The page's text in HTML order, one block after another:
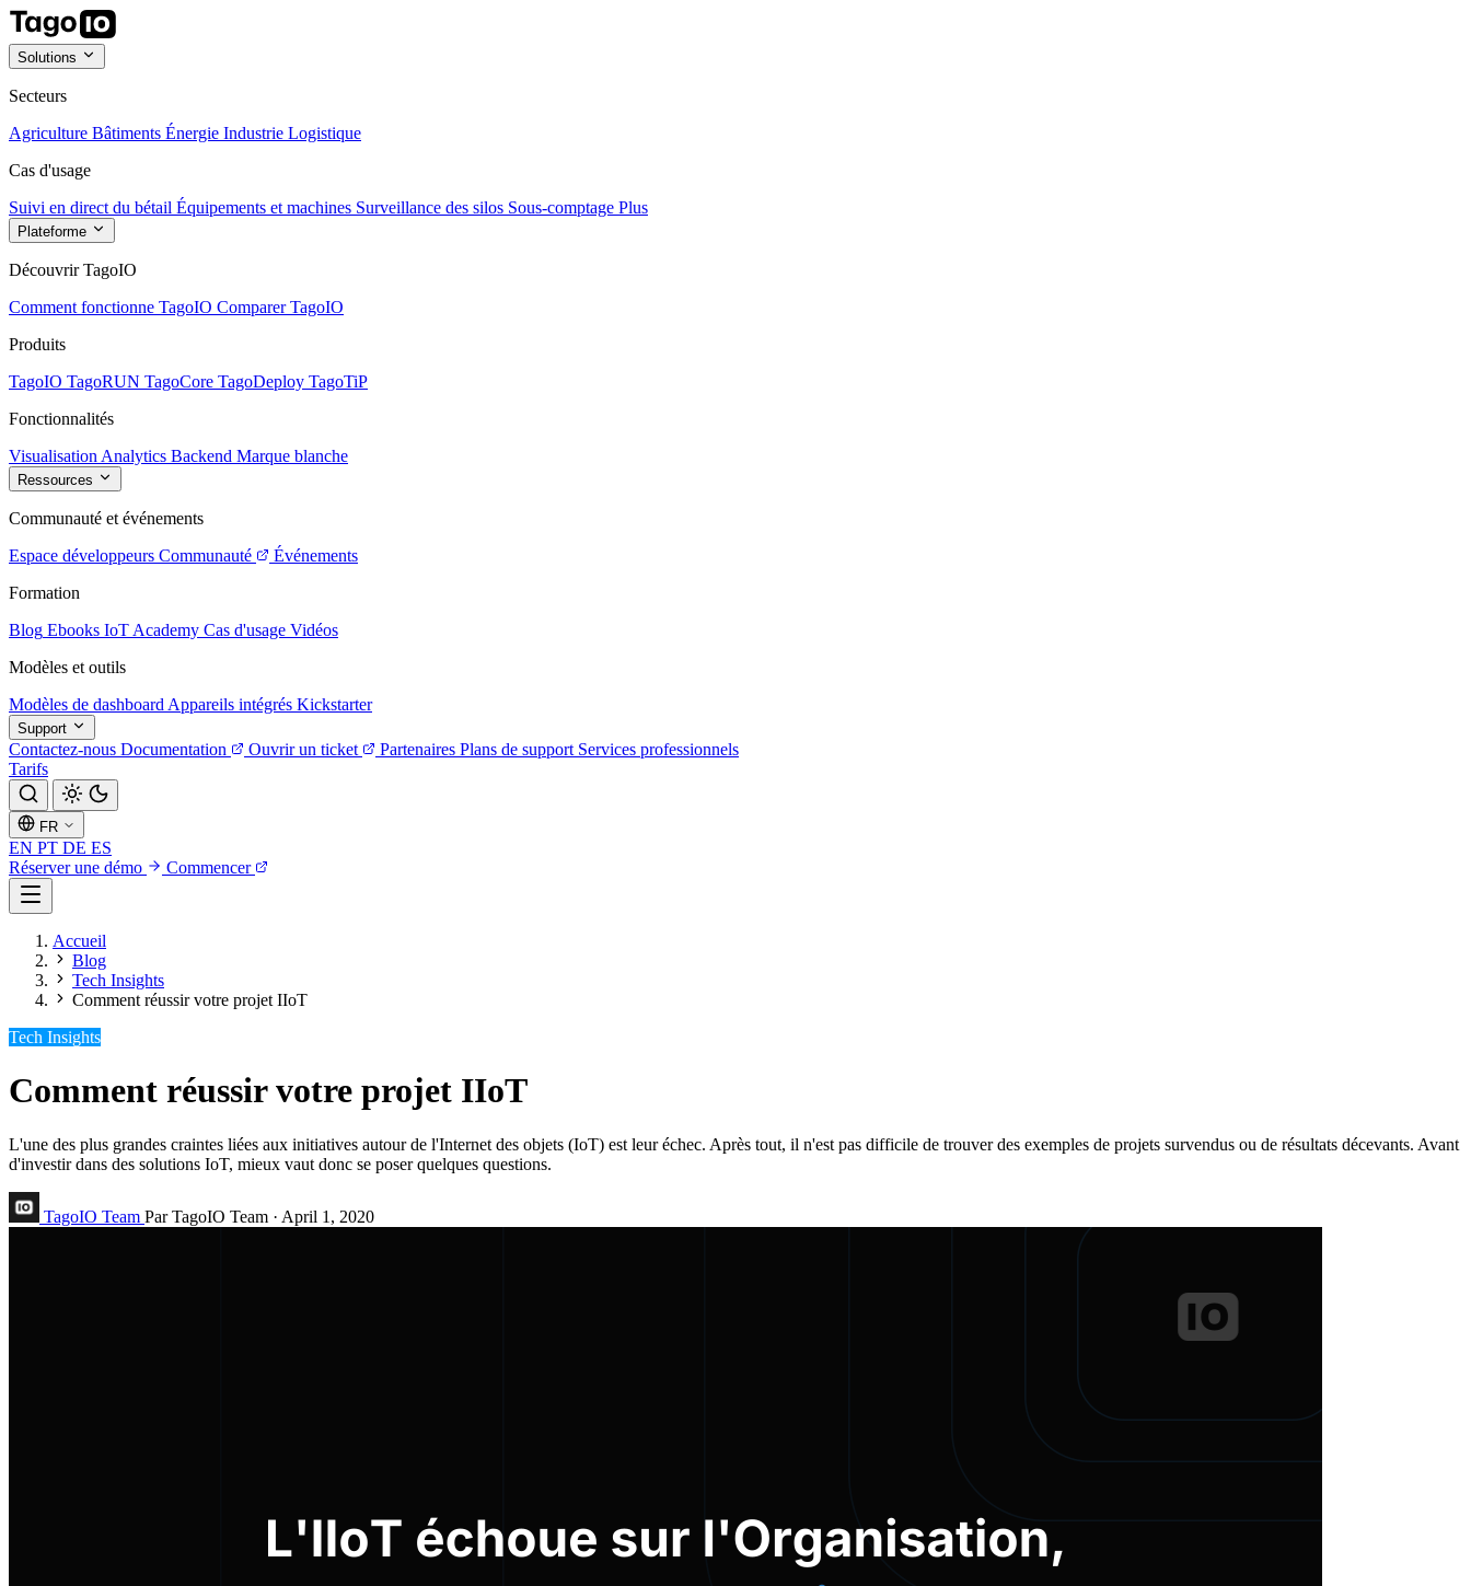
Solutions
Secteurs
Agriculture Bâtiments Énergie Industrie Logistique
Cas d'usage
Suivi en direct du bétail Équipements et machines Surveillance des silos Sous-comptage Plus
Plateforme
Découvrir TagoIO
Comment fonctionne TagoIO Comparer TagoIO
Produits
TagoIO TagoRUN TagoCore TagoDeploy TagoTiP
Fonctionnalités
Visualisation Analytics Backend Marque blanche
Ressources
Communauté et événements
Espace développeurs Communauté
Événements
Formation
Blog Ebooks IoT Academy Cas d'usage Vidéos
Modèles et outils
Modèles de dashboard Appareils intégrés Kickstarter
Support
Contactez-nous Documentation Ouvrir un ticket Partenaires Plans de support Services professionnels
Tarifs
FR
EN PT DE ES
Réserver une démo
Commencer
Accueil
Blog
Tech Insights
Comment réussir votre projet IIoT
Tech Insights
Comment réussir votre projet IIoT
L'une des plus grandes craintes liées aux initiatives autour de l'Internet des objets (IoT) est leur échec. Après tout, il n'est pas difficile de trouver des exemples de projets survendus ou de résultats décevants. Avant
d'investir dans des solutions IoT, mieux vaut donc se poser quelques questions.
TagoIO Team Par TagoIO Team · April 1, 2020